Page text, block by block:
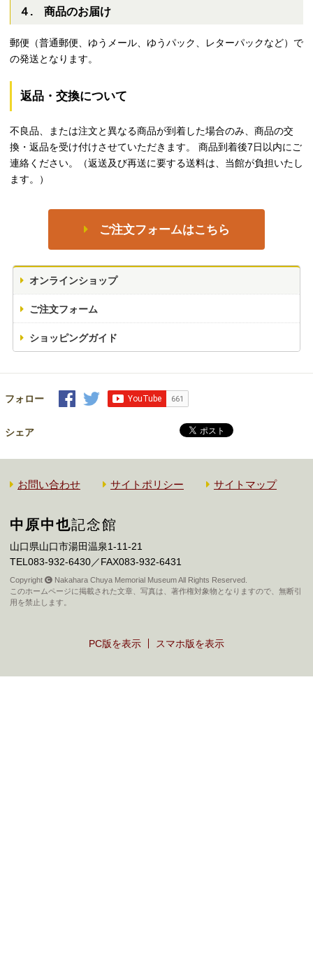
オンラインショップ
ご注文フォーム
ショッピングガイド
４. 商品のお届け
郵便（普通郵便、ゆうメール、ゆうパック、レターパックなど）で
の発送となります。
返品・交換について
不良品、または注文と異なる商品が到着した場合のみ、商品の交
換・返品を受け付けさせていただきます。 商品到着後7日以内にご
連絡ください。（返送及び再送に要する送料は、当館が負担いたし
ます。）
ご注文フォームはこちら
フォロー
シェア
お問い合わせ サイトポリシー サイトマップ
中原中也記念館
山口県山口市湯田温泉1-11-21
TEL083-932-6430／FAX083-932-6431
Copyright
Nakahara Chuya Memorial Museum All Rights Reserved.
このホームページに掲載された文章、写真は、著作権対象物となりますので、無断引
用を禁止します。
PC版を表示 スマホ版を表示